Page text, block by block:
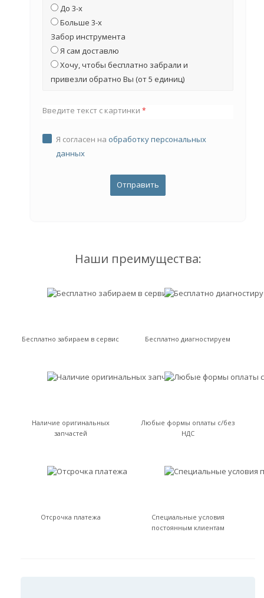
До 3-х
Больше 3-х
Забор инструмента
Я сам доставлю
Хочу, чтобы бесплатно забрали и
привезли обратно Вы (от 5 единиц)
Введите текст с картинки *
Я согласен на обработку персональных
данных
Наши преимущества:
Бесплатно забираем в сервис Бесплатно диагностируем
Наличие оригинальных
запчастей
Любые формы оплаты с/без
НДС
Отсрочка платежа
Специальные условия
постоянным клиентам